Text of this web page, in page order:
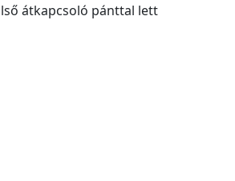
átkapcsoló pánttal lett